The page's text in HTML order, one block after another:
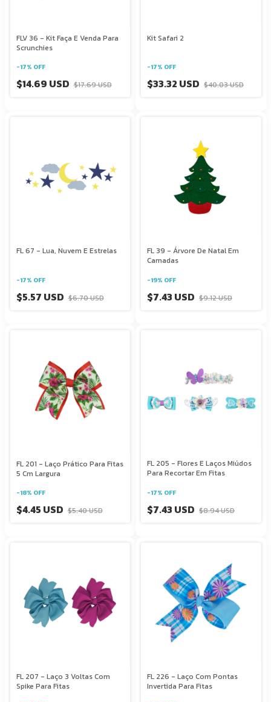
FLV 36 - Kit Faça E Venda Para
Scrunchies
-17% OFF
$14.69 USD $17.69 USD
Kit Safari 2
-17% OFF
$33.32 USD $40.03 USD
FL 67 - Lua, Nuvem E Estrelas
-17% OFF
$5.57 USD $6.70 USD
FL 39 - Árvore De Natal Em
Camadas
-19% OFF
$7.43 USD $9.12 USD
FL 201 - Laço Prático Para Fitas
5 Cm Largura
-18% OFF
$4.45 USD $5.40 USD
FL 205 - Flores E Laços Miúdos
Para Recortar Em Fitas
-17% OFF
$7.43 USD $8.94 USD
FL 207 - Laço 3 Voltas Com
Spike Para Fitas
FL 226 - Laço Com Pontas
Invertida Para Fitas